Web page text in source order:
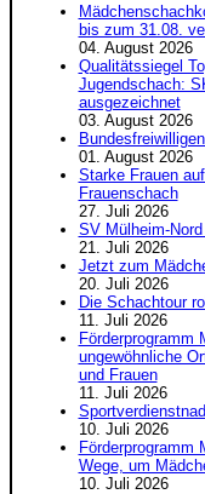
bis zum 31.08.
04. August 2026
Qualitätssiegel
Jugendschach:
ausgezeichnet
03. August 2026
01. August 2026
Starke Frauen
Frauenschach
27. Juli 2026
SV Mülheim-
21. Juli 2026
Jetzt zum
20. Juli 2026
Die Schachtour
11. Juli 2026
Förderprogramm
ungewöhnliche
und Frauen
11. Juli 2026
10. Juli 2026
Förderprogramm
Wege, um
10. Juli 2026